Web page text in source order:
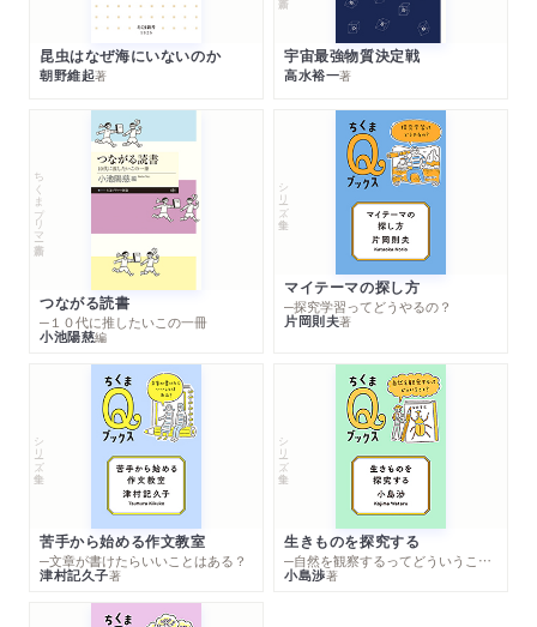
昆虫はなぜ海にいないのか
朝野維起著
宇宙最強物質決定戦
高水裕一著
ちくまプリマー新書
つながる読書
─１０代に推したいこの一冊
小池陽慈編
シリーズ・全集
マイテーマの探し方
─探究学習ってどうやるの？
片岡則夫著
シリーズ・全集
苦手から始める作文教室
─文章が書けたらいいことはある？
津村記久子著
シリーズ・全集
生きものを探究する
─自然を観察するってどういうこと？
小島渉著